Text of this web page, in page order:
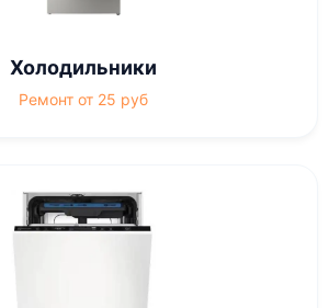
Холодильники
Ремонт от 25 руб